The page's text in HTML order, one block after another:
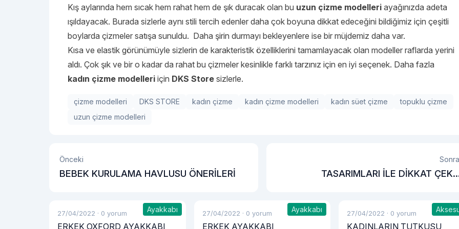
Kış aylarında hem sıcak hem rahat hem de şık duracak olan bu uzun çizme modelleri ayağınızda adeta
ışıldayacak. Burada sizlerle aynı stili tercih edenler daha çok boyuna dikkat edeceğini bildiğimiz için çeşitli
boylarda çizmeler satışa sunuldu. Daha şirin durmayı bekleyenlere ise bir müjdemiz daha var.
Kısa ve elastik görünümüyle sizlerin de karakteristik özelliklerini tamamlayacak olan modeller raflarda yerini
aldı. Çok şık ve bir o kadar da rahat bu çizmeler kesinlikle farklı tarzınız için en iyi seçenek. Daha fazla
kadın çizme modelleri için DKS Store sizlerle.
çizme modelleri DKS STORE kadın çizme kadın çizme modelleri kadın süet çizme
topuklu çizme
uzun çizme modelleri
Önceki
BEBEK KURULAMA HAVLUSU ÖNERİLERİ
TASARIMLARI İLE DİKKAT
Ayakkabı
27/04/2022 · 0 yorum
ERKEK OXFORD AYAKKABI
Ayakkabı
27/04/2022 · 0 yorum
ERKEK AYAKKABI
27/04/2022 · 0 yorum
KADINLARIN TUTKUSU